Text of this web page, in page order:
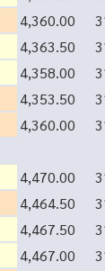
4,360.00
4,363.50
4,358.00
4,353.50
4,360.00
4,470.00
4,464.50
4,467.50
4,467.00